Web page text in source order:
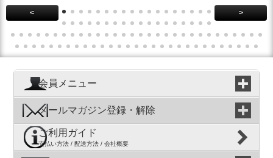
< >
会員メニュー
メールマガジン登録・解除
ご利用ガイド
支払い方法 / 配送方法 / 会社概要